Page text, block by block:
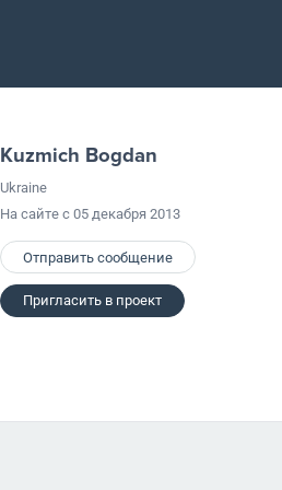
Kuzmich Bogdan
Ukraine
На сайте с 05 декабря 2013
Отправить сообщение
Пригласить в проект